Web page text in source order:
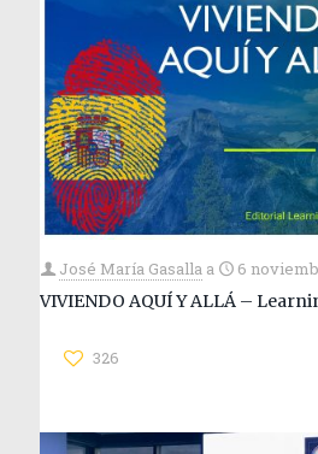
José María Gasalla a
6
VIVIENDO AQUÍ Y ALLÁ –
326